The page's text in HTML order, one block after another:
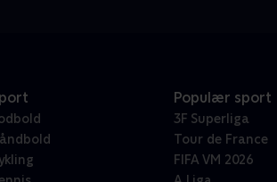
Populær sport
3F Superliga
Tour de France
FIFA VM 2026